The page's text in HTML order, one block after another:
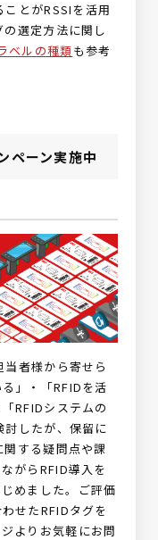
とがRSSIを活用
選定方法に関し
ベルの種類も参考
ペーン実施中
者様から寄せら
」・「RFIDを活
RFIDシステムの
したが、保留に
する疑問点や課
がらRFID導入を
めました。ご評価
せたRFIDタグを
よりお気軽にお問